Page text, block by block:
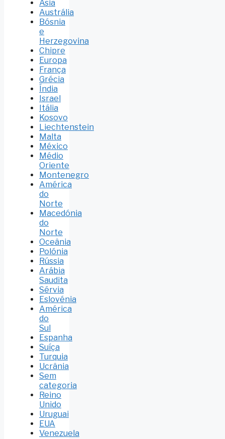
Ásia
Austrália
Bósnia
e
Herzegovina
Chipre
Europa
França
Grécia
Índia
Israel
Itália
Kosovo
Liechtenstein
Malta
México
Médio
Oriente
Montenegro
América
do
Norte
Macedónia
do
Norte
Oceânia
Polónia
Rússia
Arábia
Saudita
Sérvia
Eslovénia
América
do
Sul
Espanha
Suíça
Turquia
Ucrânia
Sem
categoria
Reino
Unido
Uruguai
EUA
Venezuela